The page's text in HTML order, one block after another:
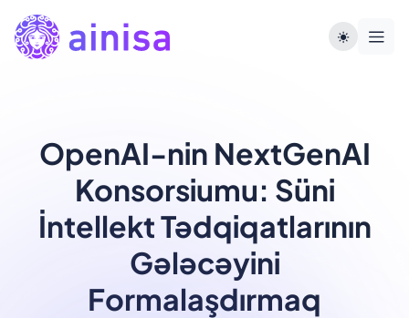
OpenAI-nin NextGenAI
Konsorsiumu: Süni
İntellekt Tədqiqatlarının
Gələcəyini
Formalaşdırmaq